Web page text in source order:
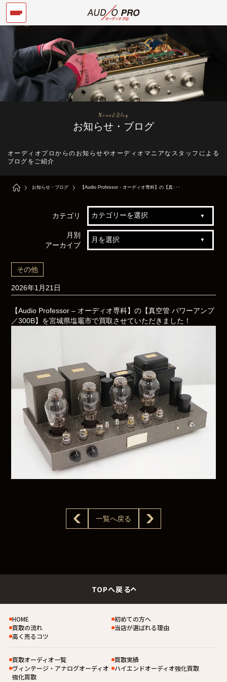
News&Blog
お知らせ・ブログ
オーディオプロからのお知らせやオーディオマニアなスタッフによる
ブログをご紹介
お知らせ・ブログ 【Audio Professor - オーディオ専科】の【真･･･
カテゴリ
月別
アーカイブ
その他
2026年1月21日
【Audio Professor – オーディオ専科】の【真空管 パワーアンプ
／300B】を宮城県塩竈市で買取させていただきました！
一覧へ戻る
TOPへ戻る
HOME
初めての方へ
買取の流れ
当店が選ばれる理由
高く売るコツ
買取オーディオ一覧
買取実績
ヴィンテージ・アナログオーディオ
強化買取
ハイエンドオーディオ強化買取